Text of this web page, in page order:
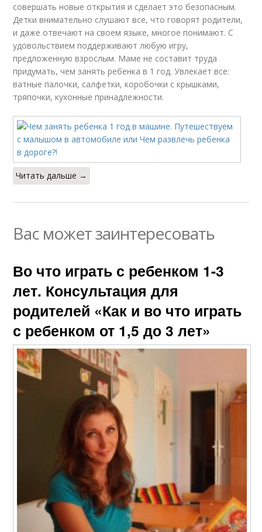
совершать новые открытия и сделает это безопасным.
Детки внимательно слушают все, что говорят родители,
и даже отвечают на своем языке, многое понимают. С
удовольствием поддерживают любую игру,
предложенную взрослым. Маме не составит труда
придумать, чем занять ребенка в 1 год. Увлекает все:
ватные палочки, салфетки, коробочки с крышками,
тряпочки, кухонные принадлежности.
Читать дальше →
Вас может заинтересовать
Во что играть с ребенком 1-3
лет. Консультация для
родителей «Как и во что играть
с ребенком от 1,5 до 3 лет»